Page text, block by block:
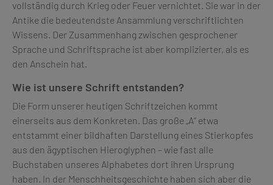
vollständig durch Krieg oder Feuer vernichtet. Sie war in der
Antike die bedeutendste Ansammlung verschriftlichten
Wissens. Der Zusammenhang zwischen gesprochener
Sprache und Schriftsprache ist aber komplizierter, als es
den Anschein hat.
Wie ist unsere Schrift entstanden?
Die Form unserer heutigen Schriftzeichen kommt
einerseits aus dem Konkreten. Das große „A“ etwa
entstammt einer bildhaften Darstellung eines Stierkopfes
aus den ägyptischen Hieroglyphen – wie fast alle
Buchstaben unseres Alphabetes dort ihren Ursprung
haben. In der Menschheitsgeschichte haben sich aber die